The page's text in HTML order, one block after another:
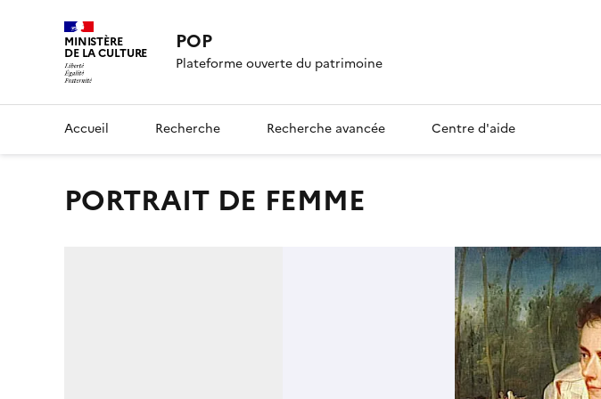
MINISTÈRE
DE LA CULTURE POP
Plateforme ouverte du patrimoine
Accueil Recherche Recherche avancée Centre d'aide
PORTRAIT DE FEMME